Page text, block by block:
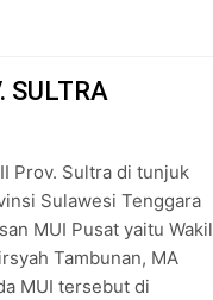
SULTRA
Prov. Sultra di tunjuk
Sulawesi Tenggara
MUI Pusat yaitu Wakil
Tambunan, MA
MUI tersebut di